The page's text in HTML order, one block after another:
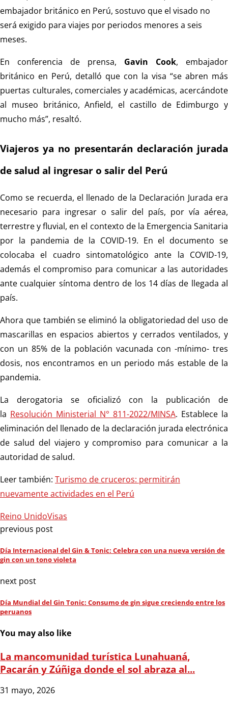
embajador británico en Perú, sostuvo que el visado no
será exigido para viajes por periodos menores a seis
meses.
En conferencia de prensa, Gavin Cook, embajador
británico en Perú, detalló que con la visa “se abren más
puertas culturales, comerciales y académicas, acercándote
al museo británico, Anfield, el castillo de Edimburgo y
mucho más”, resaltó.
Viajeros ya no presentarán declaración jurada
de salud al ingresar o salir del Perú
Como se recuerda, el llenado de la Declaración Jurada era
necesario para ingresar o salir del país, por vía aérea,
terrestre y fluvial, en el contexto de la Emergencia Sanitaria
por la pandemia de la COVID-19. En el documento se
colocaba el cuadro sintomatológico ante la COVID-19,
además el compromiso para comunicar a las autoridades
ante cualquier síntoma dentro de los 14 días de llegada al
país.
Ahora que también se eliminó la obligatoriedad del uso de
mascarillas en espacios abiertos y cerrados ventilados, y
con un 85% de la población vacunada con -mínimo- tres
dosis, nos encontramos en un periodo más estable de la
pandemia.
La derogatoria se oficializó con la publicación de
la Resolución Ministerial N° 811-2022/MINSA. Establece la
eliminación del llenado de la declaración jurada electrónica
de salud del viajero y compromiso para comunicar a la
autoridad de salud.
Leer también: Turismo de cruceros: permitirán
nuevamente actividades en el Perú
Reino UnidoVisas
previous post
Día Internacional del Gin & Tonic: Celebra con una nueva versión de
gin con un tono violeta
next post
Día Mundial del Gin Tonic: Consumo de gin sigue creciendo entre los
peruanos
You may also like
La mancomunidad turística Lunahuaná,
Pacarán y Zúñiga donde el sol abraza al...
31 mayo, 2026